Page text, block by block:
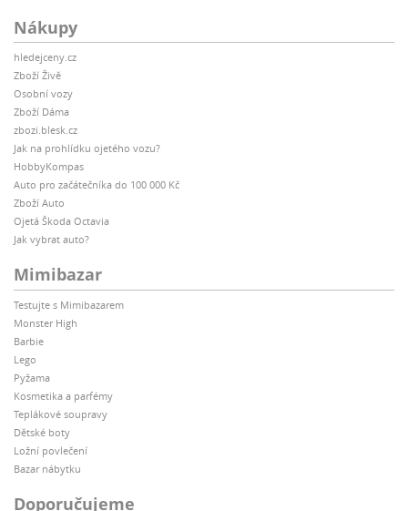
Nákupy
hledejceny.cz
Zboží Živě
Osobní vozy
Zboží Dáma
zbozi.blesk.cz
Jak na prohlídku ojetého vozu?
HobbyKompas
Auto pro začátečníka do 100 000 Kč
Zboží Auto
Ojetá Škoda Octavia
Jak vybrat auto?
Mimibazar
Testujte s Mimibazarem
Monster High
Barbie
Lego
Pyžama
Kosmetika a parfémy
Teplákové soupravy
Dětské boty
Ložní povlečení
Bazar nábytku
Doporučujeme